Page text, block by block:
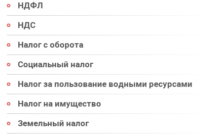
НДФЛ
НДС
Налог с оборота
Социальный налог
Налог за пользование водными ресурсами
Налог на имущество
Земельный налог